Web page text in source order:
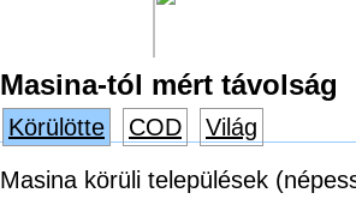
Masina-tól mért távolság
Körülötte COD
Világ
Masina körüli települések